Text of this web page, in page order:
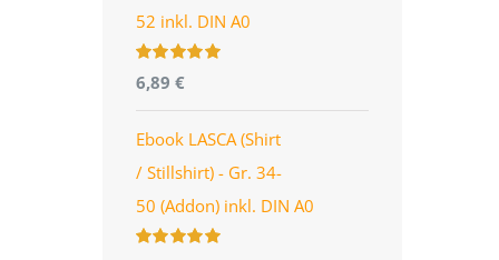
52 inkl. DIN A0
Bewertet
mit5.00
5
6,89 €
Ebook LASCA (Shirt
/ Stillshirt) - Gr. 34-
50 (Addon) inkl. DIN A0